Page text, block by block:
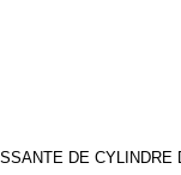
DE CYLINDRE